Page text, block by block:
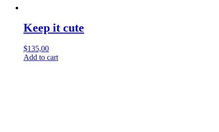
Keep it cute
$135,00
Add to cart